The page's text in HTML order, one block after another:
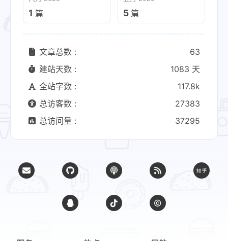
1 篇 5 篇
文章总数 :
63
建站天数 :
1083 天
全站字数 :
117.8k
总访客数 :
27383
总访问量 :
37295